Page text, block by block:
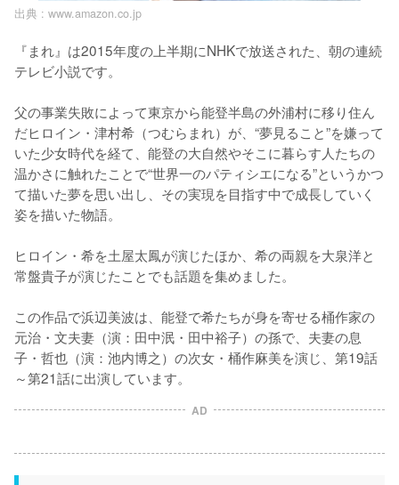
出典 : www.amazon.co.jp
『まれ』は2015年度の上半期にNHKで放送された、朝の連続
テレビ小説です。
父の事業失敗によって東京から能登半島の外浦村に移り住ん
だヒロイン・津村希（つむらまれ）が、“夢見ること”を嫌って
いた少女時代を経て、能登の大自然やそこに暮らす人たちの
温かさに触れたことで“世界一のパティシエになる”というかつ
て描いた夢を思い出し、その実現を目指す中で成長していく
姿を描いた物語。
ヒロイン・希を土屋太鳳が演じたほか、希の両親を大泉洋と
常盤貴子が演じたことでも話題を集めました。
この作品で浜辺美波は、能登で希たちが身を寄せる桶作家の
元治・文夫妻（演：田中泯・田中裕子）の孫で、夫妻の息
子・哲也（演：池内博之）の次女・桶作麻美を演じ、第19話
～第21話に出演しています。
AD